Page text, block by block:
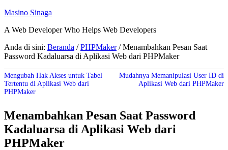
Masino Sinaga
A Web Developer Who Helps Web Developers
Anda di sini: Beranda / PHPMaker /Menambahkan Pesan Saat
Password Kadaluarsa di Aplikasi Web dari PHPMaker
Mengubah Hak Akses untuk Tabel
Tertentu di Aplikasi Web dari
PHPMaker
Mudahnya Memanipulasi User ID di
Aplikasi Web dari PHPMaker
Menambahkan Pesan Saat Password
Kadaluarsa di Aplikasi Web dari
PHPMaker